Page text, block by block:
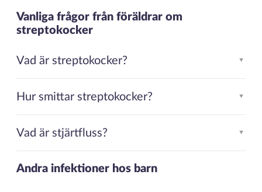
Vanliga frågor från föräldrar om
streptokocker
Vad är streptokocker? ▲
Hur smittar streptokocker? ▲
Vad är stjärtfluss? ▲
Andra infektioner hos barn